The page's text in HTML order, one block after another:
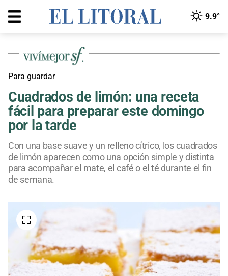
9.9°
Para guardar
Cuadrados de limón: una receta
fácil para preparar este domingo
por la tarde
Con una base suave y un relleno cítrico, los cuadrados
de limón aparecen como una opción simple y distinta
para acompañar el mate, el café o el té durante el fin
de semana.